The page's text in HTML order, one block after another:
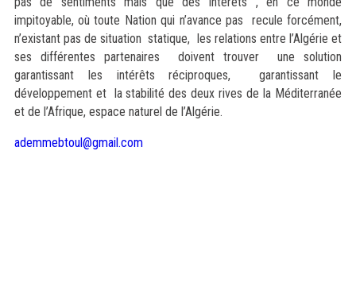
impitoyable, où toute Nation qui n’avance pas recule forcément,
n’existant pas de situation statique, les relations entre l’Algérie et
ses différentes partenaires doivent trouver une solution
garantissant les intérêts réciproques, garantissant le
développement et la stabilité des deux rives de la Méditerranée
et de l’Afrique, espace naturel de l’Algérie.
ademmebtoul@gmail.com